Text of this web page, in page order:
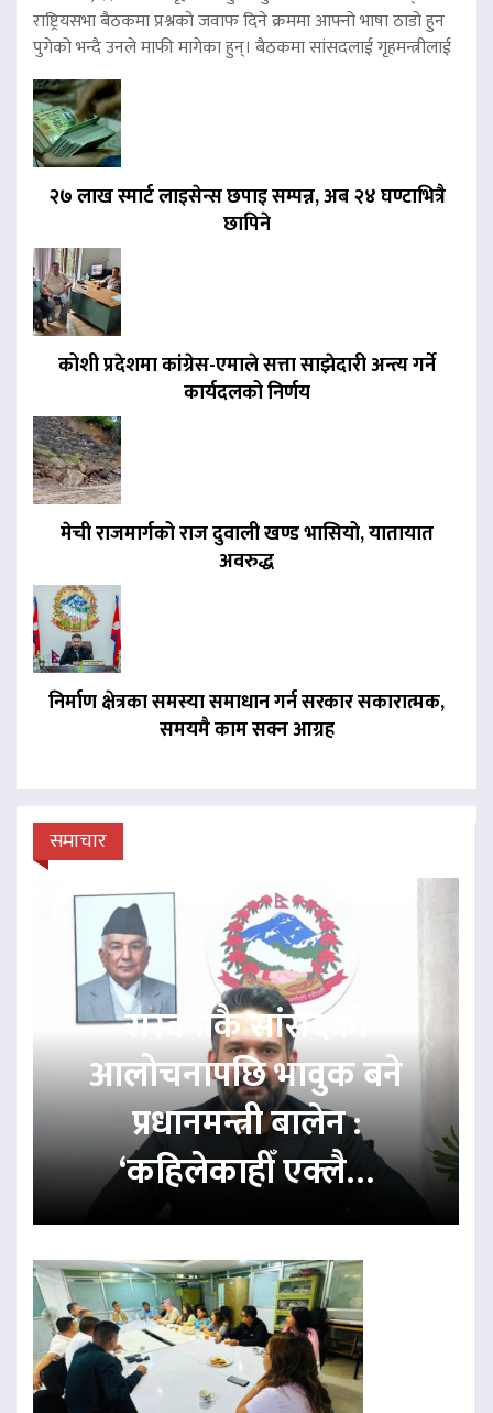
राष्ट्रियसभा बैठकमा प्रश्नको जवाफ दिने क्रममा आफ्नो भाषा ठाडो हुन
पुगेको भन्दै उनले माफी मागेका हुन्। बैठकमा सांसदलाई गृहमन्त्रीलाई
२७ लाख स्मार्ट लाइसेन्स छपाइ सम्पन्न, अब २४ घण्टाभित्रै
छापिने
कोशी प्रदेशमा कांग्रेस-एमाले सत्ता साझेदारी अन्त्य गर्ने
कार्यदलको निर्णय
मेची राजमार्गको राज दुवाली खण्ड भासियो, यातायात
अवरुद्ध
निर्माण क्षेत्रका समस्या समाधान गर्न सरकार सकारात्मक,
समयमै काम सक्न आग्रह
समाचार
रास्वपाकै सांसदको
आलोचनापछि भावुक बने
प्रधानमन्त्री बालेन :
‘कहिलेकाहीँ एक्लै…